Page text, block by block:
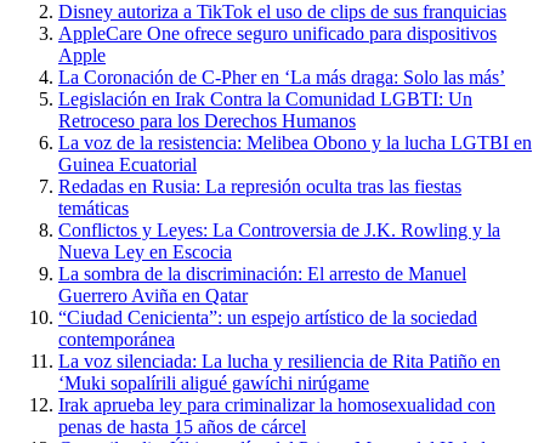
Disney autoriza a TikTok el uso de clips de sus franquicias
AppleCare One ofrece seguro unificado para dispositivos
Apple
La Coronación de C-Pher en ‘La más draga: Solo las más’
Legislación en Irak Contra la Comunidad LGBTI: Un
Retroceso para los Derechos Humanos
La voz de la resistencia: Melibea Obono y la lucha LGTBI en
Guinea Ecuatorial
Redadas en Rusia: La represión oculta tras las fiestas
temáticas
Conflictos y Leyes: La Controversia de J.K. Rowling y la
Nueva Ley en Escocia
La sombra de la discriminación: El arresto de Manuel
Guerrero Aviña en Qatar
“Ciudad Cenicienta”: un espejo artístico de la sociedad
contemporánea
La voz silenciada: La lucha y resiliencia de Rita Patiño en
‘Muki sopalírili aligué gawíchi nirúgame
Irak aprueba ley para criminalizar la homosexualidad con
penas de hasta 15 años de cárcel